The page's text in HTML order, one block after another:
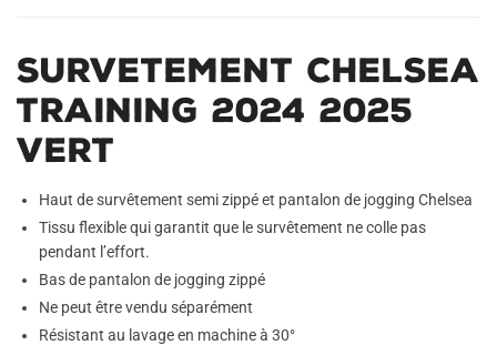
Survetement Chelsea
Training 2024 2025
Vert
Haut de survêtement semi zippé et pantalon de jogging Chelsea
Tissu flexible qui garantit que le survêtement ne colle pas
pendant l’effort.
Bas de pantalon de jogging zippé
Ne peut être vendu séparément
Résistant au lavage en machine à 30°